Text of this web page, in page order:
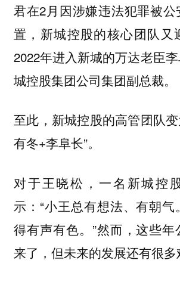
君在2月因涉嫌违法犯罪被公
置，新城控股的核心团队又
2022年进入新城的万达老臣
城控股集团公司集团副总裁。
至此，新城控股的高管团队
有冬+李阜长”。
对于王晓松，一名新城控
示：“小王总有想法、有朝
得有声有色。”然而，这些
来了，但未来的发展还有很多